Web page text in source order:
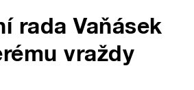
rada Vaňásek
vraždy